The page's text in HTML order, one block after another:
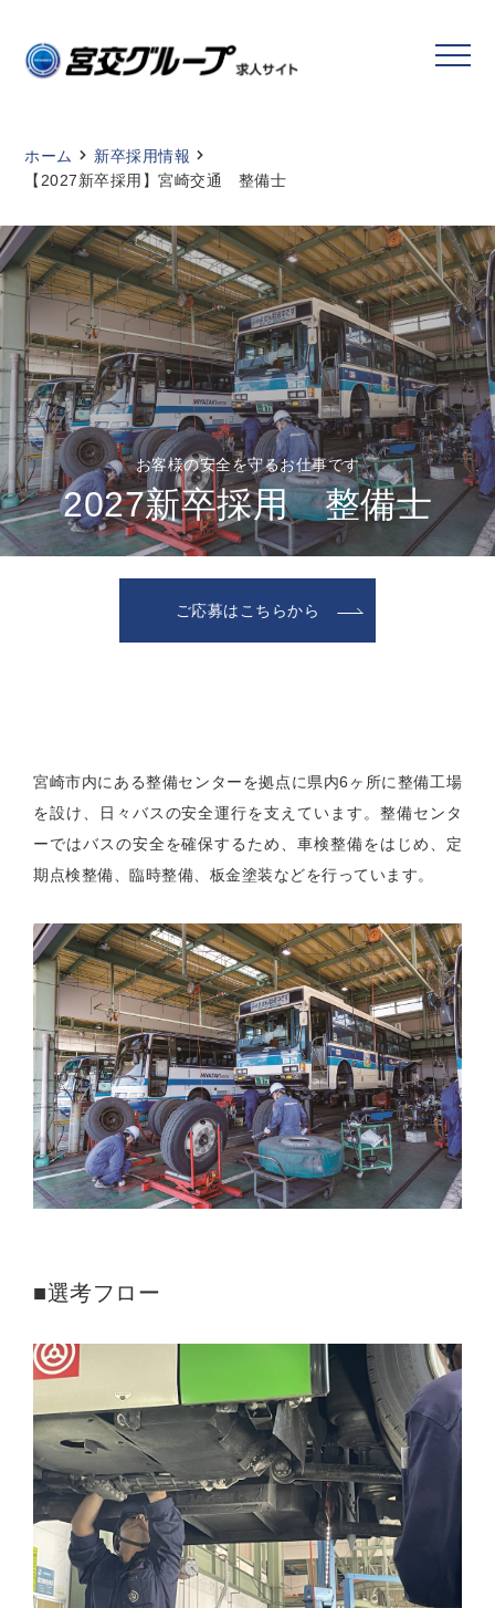
ホーム
新卒採用情報
【2027新卒採用】宮崎交通 整備士
お客様の安全を守るお仕事です
2027新卒採用 整備士
ご応募はこちらから
宮崎市内にある整備センターを拠点に県内6ヶ所に整備工場
を設け、日々バスの安全運行を支えています。整備センタ
ーではバスの安全を確保するため、車検整備をはじめ、定
期点検整備、臨時整備、板金塗装などを行っています。
■選考フロー